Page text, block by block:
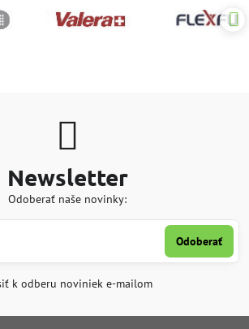
Newsletter
Odoberať naše novinky:
Odoberať
k odberu noviniek e-mailom